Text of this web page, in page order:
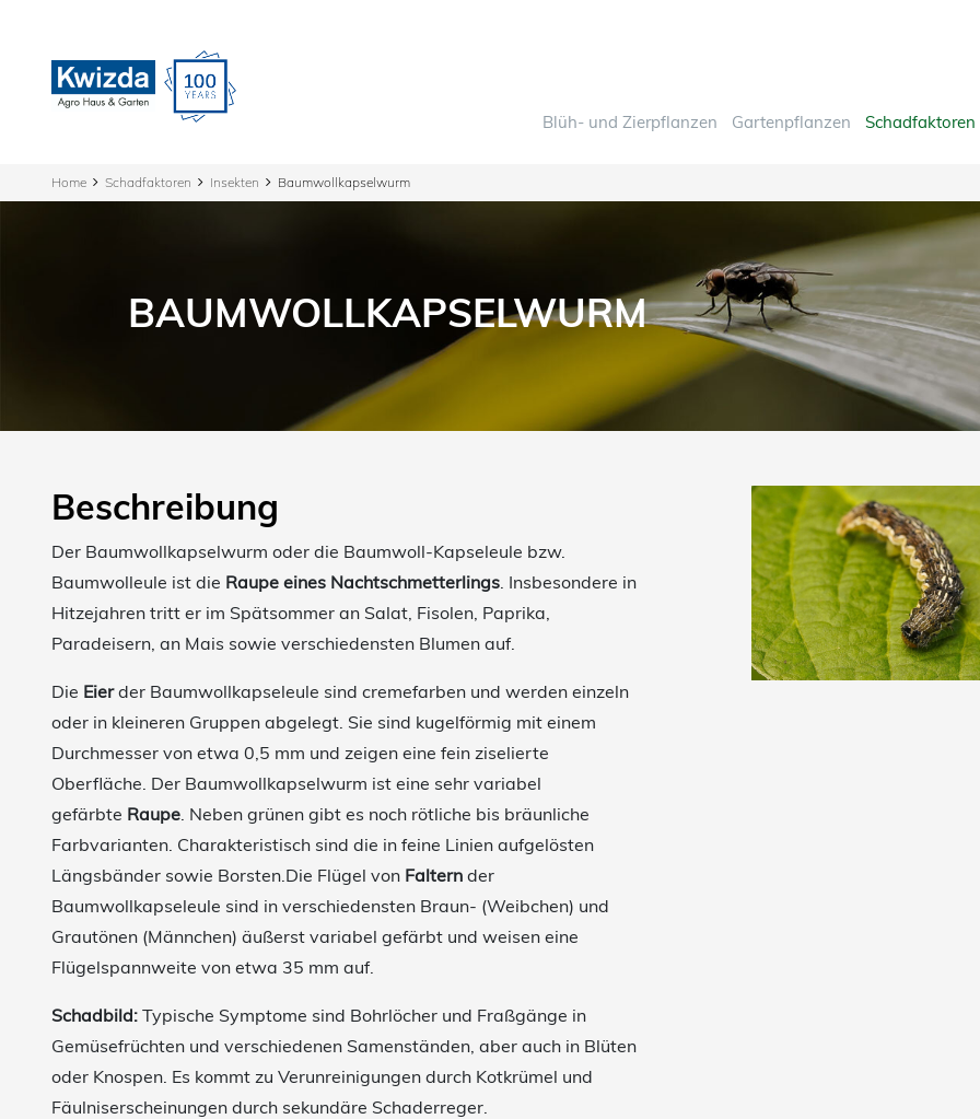
Blüh- und Zierpflanzen Gartenpflanzen Schadfaktoren
Home Schadfaktoren Insekten Baumwollkapselwurm
BAUMWOLLKAPSELWURM
Beschreibung
Der Baumwollkapselwurm oder die Baumwoll-Kapseleule bzw.
Baumwolleule ist die Raupe eines Nachtschmetterlings. Insbesondere in
Hitzejahren tritt er im Spätsommer an Salat, Fisolen, Paprika,
Paradeisern, an Mais sowie verschiedensten Blumen auf.
Die Eierder Baumwollkapseleule sind cremefarben und werden einzeln
oder in kleineren Gruppen abgelegt. Sie sind kugelförmig mit einem
Durchmesser von etwa 0,5 mm und zeigen eine fein ziselierte
Oberfläche. Der Baumwollkapselwurm ist eine sehr variabel
gefärbte Raupe. Neben grünen gibt es noch rötliche bis bräunliche
Farbvarianten. Charakteristisch sind die in feine Linien aufgelösten
Längsbänder sowie Borsten.Die Flügel von Faltern der
Baumwollkapseleule sind in verschiedensten Braun- (Weibchen) und
Grautönen (Männchen) äußerst variabel gefärbt und weisen eine
Flügelspannweite von etwa 35 mm auf.
Schadbild: Typische Symptome sind Bohrlöcher und Fraßgänge in
Gemüsefrüchten und verschiedenen Samenständen, aber auch in Blüten
oder Knospen. Es kommt zu Verunreinigungen durch Kotkrümel und
Fäulniserscheinungen durch sekundäre Schaderreger.